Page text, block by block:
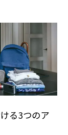
る3つのア